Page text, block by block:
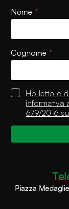
Piazza
a
c
P
o
l
c
y
E
i
Nome*
Cognome*
P
a
Ho letto e
informativa
679/2016